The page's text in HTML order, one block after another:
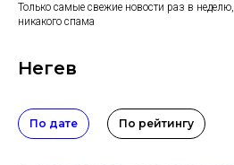
Только самые свежие новости раз в неделю,
никакого спама
Негев
По дате По рейтингу